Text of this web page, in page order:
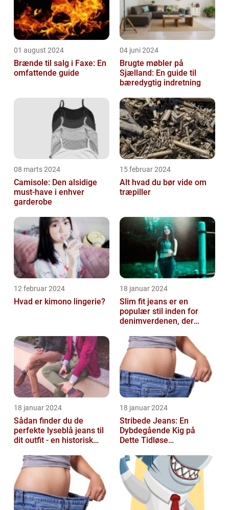
01 august 2024
Brænde til salg i Faxe: En
omfattende guide
04 juni 2024
Brugte møbler på
Sjælland: En guide til
bæredygtig indretning
08 marts 2024
Camisole: Den alsidige
must-have i enhver
garderobe
15 februar 2024
Alt hvad du bør vide om
træpiller
12 februar 2024
Hvad er kimono lingerie?
18 januar 2024
Slim fit jeans er en
populær stil inden for
denimverdenen, der
personer, der ønsk...
18 januar 2024
Sådan finder du de
perfekte lyseblå jeans til
dit outfit - en historisk
fash...
18 januar 2024
Stribede Jeans: En
Dybdegående Kig på
Dette Tidløse